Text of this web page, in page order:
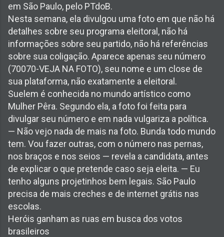
em São Paulo, pelo PTdoB.
Nesta semana, ela divulgou uma foto em que não há
detalhes sobre seu programa eleitoral, não há
informações sobre seu partido, não há referências
sobre sua coligação. Aparece apenas seu número
(70070-VEJA NA FOTO), seu nome e um close de
sua plataforma, não exatamente a eleitoral.
Suelem é conhecida no mundo artístico como
Mulher Pêra. Segundo ela, a foto foi feita para
divulgar seu número e em nada vulgariza a política.
— Não vejo nada de mais na foto. Bunda todo mundo
tem. Vou fazer outras, com o número nas pernas,
nos braços e nos seios — revela a candidata, antes
de explicar o que pretende caso seja eleita. — Eu
tenho alguns projetinhos bem legais. São Paulo
precisa de mais creches e de internet grátis nas
escolas.
Heróis ganham as ruas em busca dos votos
brasileiros